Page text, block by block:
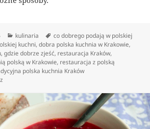
Kategorie
kulinaria Tagi
co dobrego podają w polskiej
kuchni,dobra polska kuchnia w Krakowie,
,gdzie dobrze zjeść, restauracja Kraków,
polską w Krakowie, restauracja z polską
polska kuchnia Kraków